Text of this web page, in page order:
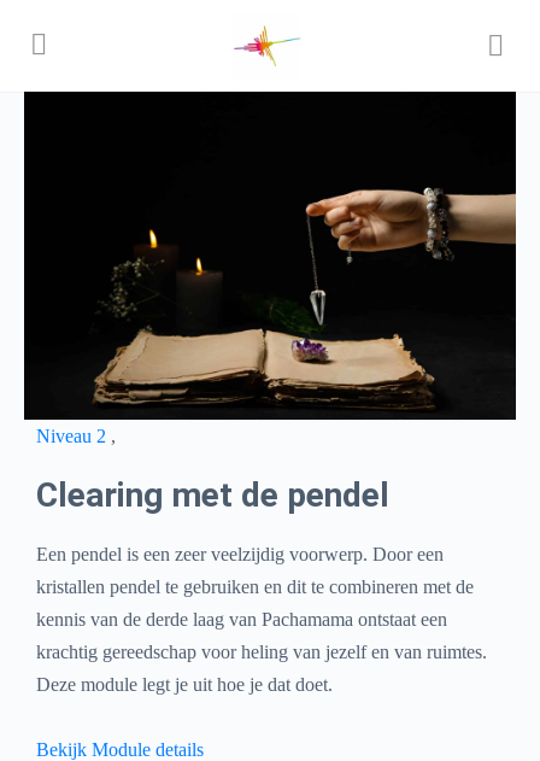
Niveau 2 ,
Clearing met de pendel
Een pendel is een zeer veelzijdig voorwerp. Door een
kristallen pendel te gebruiken en dit te combineren met de
kennis van de derde laag van Pachamama ontstaat een
krachtig gereedschap voor heling van jezelf en van ruimtes.
Deze module legt je uit hoe je dat doet.
Bekijk Module details